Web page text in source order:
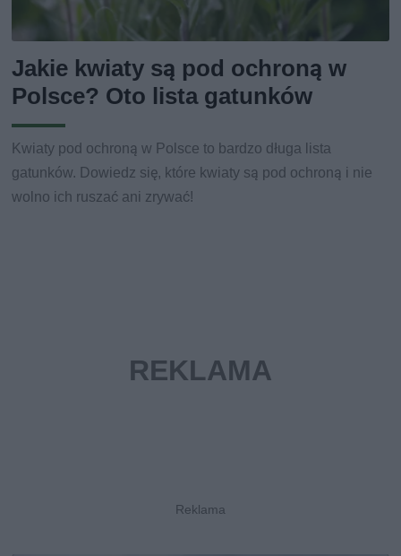
Jakie kwiaty są pod ochroną w
Polsce? Oto lista gatunków
Kwiaty pod ochroną w Polsce to bardzo długa lista
gatunków. Dowiedz się, które kwiaty są pod ochroną i nie
wolno ich ruszać ani zrywać!